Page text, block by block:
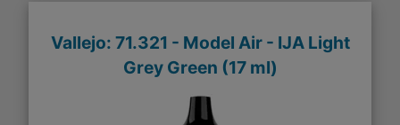
Vallejo: 71.321 - Model Air - IJA Light
Grey Green (17 ml)